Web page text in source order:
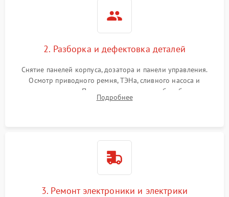
2. Разборка и дефектовка деталей
Снятие панелей корпуса, дозатора и панели управления.
Осмотр приводного ремня, ТЭНа, сливного насоса и
амортизаторов. Проверка подшипников барабана и
крестовины на износ, а манжеты люка на разрывы.
Подробнее
3. Ремонт электроники и электрики